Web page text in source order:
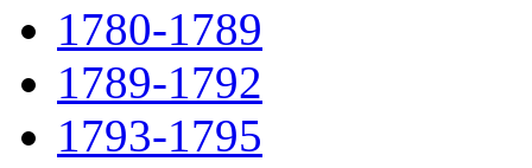
1780-1789
1789-1792
1793-1795